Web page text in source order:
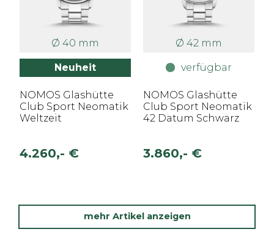
Ø 40 mm
Neuheit
NOMOS Glashütte
Club Sport Neomatik
Weltzeit
4.260,- €
Ø 42 mm
verfügbar
NOMOS Glashütte
Club Sport Neomatik
42 Datum Schwarz
3.860,- €
mehr Artikel anzeigen